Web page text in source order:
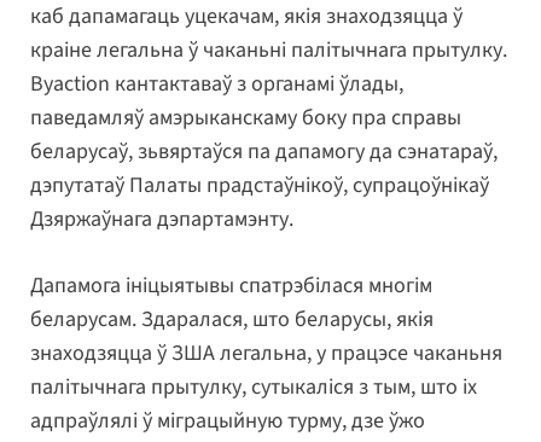
каб дапамагаць уцекачам, якія знаходзяцца ў
краіне легальна ў чаканьні палітычнага прытулку.
Byaction кантактаваў з органамі ўлады,
паведамляў амэрыканскаму боку пра справы
беларусаў, зьвяртаўся па дапамогу да сэнатараў,
дэпутатаў Палаты прадстаўнікоў, супрацоўнікаў
Дзяржаўнага дэпартамэнту.
Дапамога ініцыятывы спатрэбілася многім
беларусам. Здаралася, што беларусы, якія
знаходзяцца ў ЗША легальна, у працэсе чаканьня
палітычнага прытулку, сутыкаліся з тым, што іх
адпраўлялі ў міграцыйную турму, дзе ўжо